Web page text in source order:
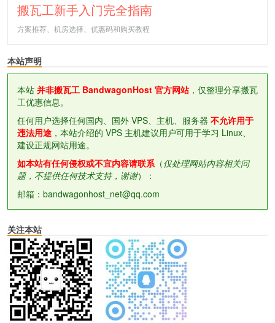
搬瓦工新手入门完全指南
方案推荐、机房选择、优惠码和购买教程
本站声明
本站 并非搬瓦工 BandwagonHost 官方网站，仅整理分享搬瓦
工优惠信息。
任何用户选择任何国内、国外 VPS、主机、服务器 不允许用于
违法用途 ，本站介绍的 VPS 主机建议用户可用于学习 Linux、
建设正规网站用途。
如本站有任何侵权或不宜内容请联系（仅处理网站内容相关问
题，不提供任何技术支持，谢谢）：
邮箱：bandwagonhost_net@qq.com
关注本站